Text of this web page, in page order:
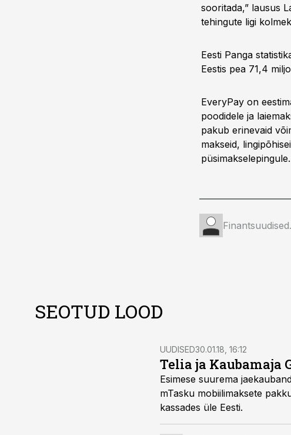
sooritada,” lausus
tehingute ligi
Eesti Panga
Eestis pea 71,4
EveryPay on
poodidele ja
pakub erinevaid
makseid,
püsimakselepingule.
SEOTUD LOOD
UUDISED30.01.18, 16:12
Telia ja
Esimese suurema
mTasku mobiilimaksete
kassades üle Eesti.